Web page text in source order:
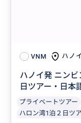
VNM ハノイ
ハノイ発 ニン
日ツアー・日本
プライベートツアー
ハロン湾1泊２日ツ